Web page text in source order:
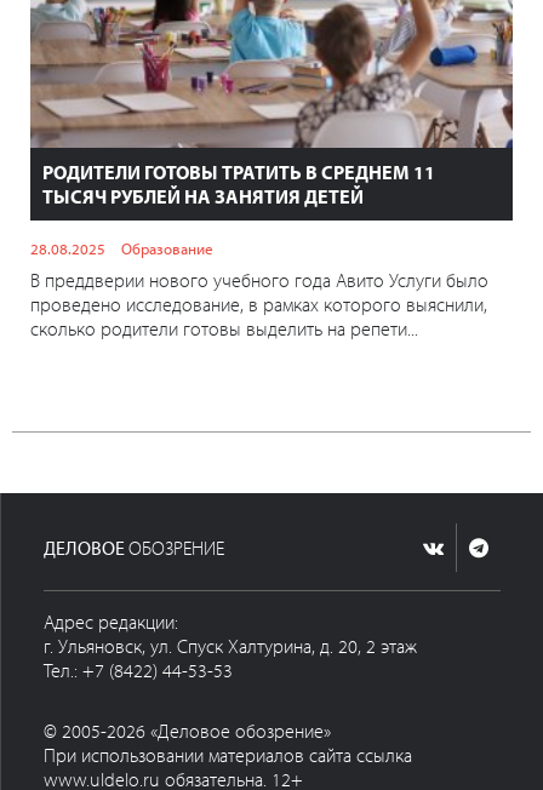
РОДИТЕЛИ ГОТОВЫ ТРАТИТЬ В СРЕДНЕМ 11
ТЫСЯЧ РУБЛЕЙ НА ЗАНЯТИЯ ДЕТЕЙ
28.08.2025 Образование
В преддверии нового учебного года Авито Услуги было
проведено исследование, в рамках которого выяснили,
сколько родители готовы выделить на репети...
ДЕЛОВОЕОБОЗРЕНИЕ
Адрес редакции:
г. Ульяновск, ул. Спуск Халтурина, д. 20, 2 этаж
Тел.: +7 (8422) 44-53-53
© 2005-2026 «Деловое обозрение»
При использовании материалов сайта ссылка
www.uldelo.ru обязательна. 12+